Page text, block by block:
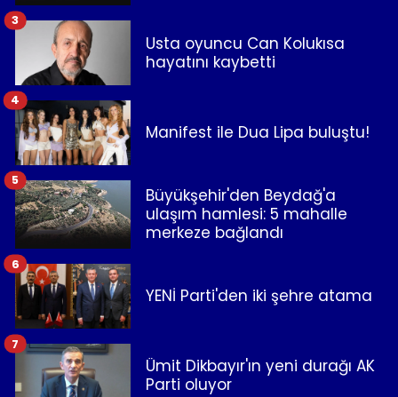
Usta oyuncu Can Kolukısa
hayatını kaybetti
3
Manifest ile Dua Lipa buluştu!
4
Büyükşehir'den Beydağ'a
ulaşım hamlesi: 5 mahalle
merkeze bağlandı
5
YENİ Parti'den iki şehre atama
6
Ümit Dikbayır'ın yeni durağı AK
Parti oluyor
7